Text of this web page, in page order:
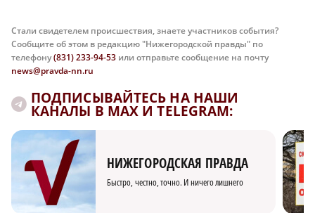
Стали свидетелем происшествия, знаете участников события?
Сообщите об этом в редакцию "Нижегородской правды" по
телефону(831) 233-94-53 или отправьте сообщение на почту
news@pravda-nn.ru
ПОДПИСЫВАЙТЕСЬ НА НАШИ
КАНАЛЫ В MAX И TELEGRAM:
НИЖЕГОРОДСКАЯ ПРАВДА
Быстро, честно, точно. И ничего лишнего